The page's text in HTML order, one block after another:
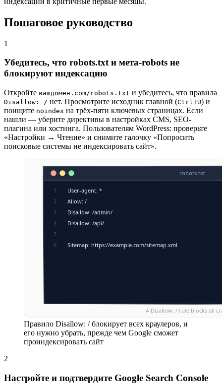
Пошаговое руководство
1
Убедитесь, что robots.txt и мета-robots не
блокируют индексацию
Откройте вашдомен.com/robots.txt и убедитесь, что правила
Disallow: / нет. Просмотрите исходник главной (Ctrl+U) и
поищите noindex на трёх-пяти ключевых страницах. Если
нашли — уберите директивы в настройках CMS, SEO-
плагина или хостинга. Пользователям WordPress: проверьте
«Настройки → Чтение» и снимите галочку «Попросить
поисковые системы не индексировать сайт».
Правило Disallow: / блокирует всех краулеров, и
его нужно убрать, прежде чем Google сможет
проиндексировать сайт
2
Настройте и подтвердите Google Search Console